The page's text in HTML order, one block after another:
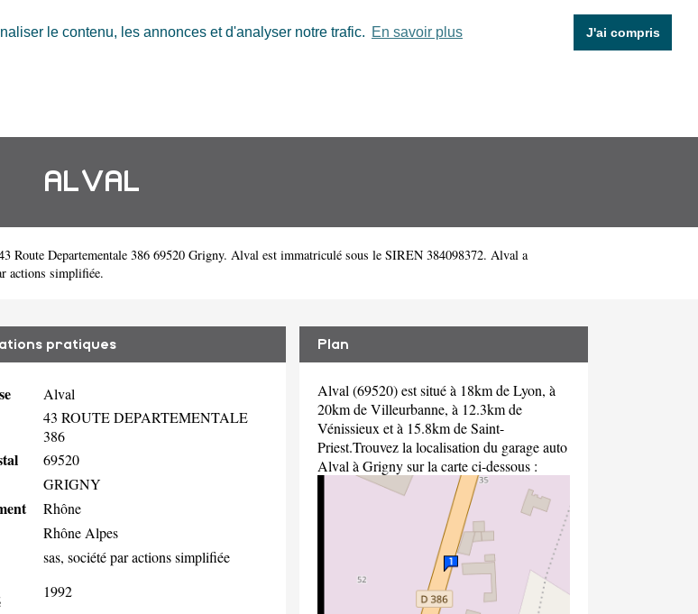
le contenu, les annonces et d'analyser notre trafic. En savoir plus J'ai compris
ALVAL
Route Departementale 386 69520 Grigny. Alval est immatriculé sous le SIREN 384098372. Alval a
actions simplifiée.
pratiques
Alval
43 ROUTE DEPARTEMENTALE
386
69520
GRIGNY
Rhône
Rhône Alpes
sas, société par actions simplifiée
1992
Plan
Alval (69520) est situé à 18km de Lyon, à
20km de Villeurbanne, à 12.3km de
Vénissieux et à 15.8km de Saint-
Priest.Trouvez la localisation du garage auto
Alval à Grigny sur la carte ci-dessous :